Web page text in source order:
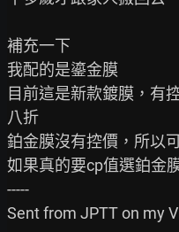
補充一下
我配的是鎏金膜
目前這是新款鍍膜，有
八折
鉑金膜沒有控價，所以
如果真的要cp值選鉑金
-----
Sent from JPTT on my